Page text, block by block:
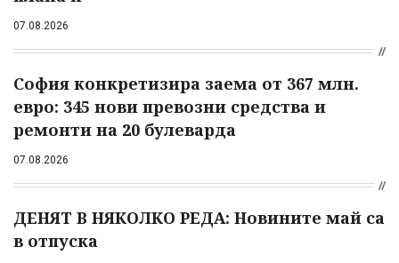
07.08.2026
София конкретизира заема от 367 млн.
евро: 345 нови превозни средства и
ремонти на 20 булеварда
07.08.2026
ДЕНЯТ В НЯКОЛКО РЕДА: Новините май са
в отпуска